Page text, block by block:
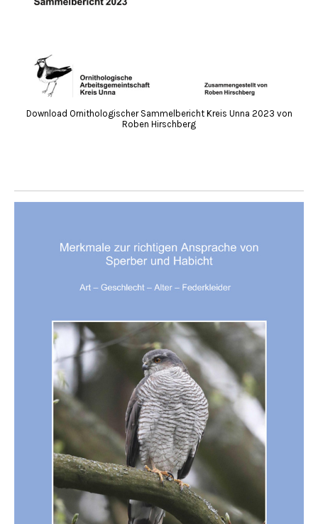
Download Ornithologischer Sammelbericht Kreis Unna 2023 von
Roben Hirschberg